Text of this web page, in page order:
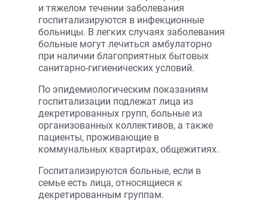
и тяжелом течении заболевания
госпитализируются в инфекционные
больницы. В легких случаях заболевания
больные могут лечиться амбулаторно
при наличии благоприятных бытовых
санитарно-гигиенических условий.
По эпидемиологическим показаниям
госпитализации подлежат лица из
декретированных групп, больные из
организованных коллективов, а также
пациенты, проживающие в
коммунальных квартирах, общежитиях.
Госпитализируются больные, если в
семье есть лица, относящиеся к
декретированным группам.